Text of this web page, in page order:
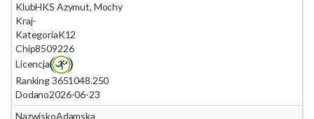
KlubHKS Azymut, Mochy
Kraj-
KategoriaK12
Chip8509226
Licencja
Ranking 3651048.250
Dodano2026-06-23
NazwiskoAdamska